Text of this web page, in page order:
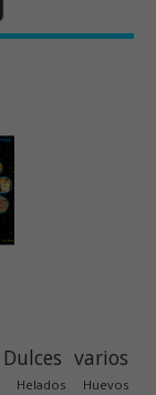
Dulces varios
Helados Huevos